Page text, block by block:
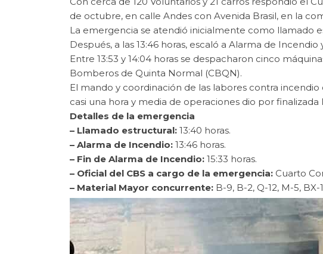
de octubre, en calle Andes con Avenida Brasil, en la
La emergencia se atendió inicialmente como llamado
Después, a las 13:46 horas, escaló a Alarma de
Entre 13:53 y 14:04 horas se despacharon cinco
Bomberos de Quinta Normal (CBQN).
El mando y coordinación de las labores contra
casi una hora y media de operaciones dio por
Detalles de la emergencia
– Llamado estructural: 13:40 horas.
– Alarma de Incendio: 13:46 horas.
– Fin de Alarma de Incendio: 15:33 horas.
– Oficial del CBS a cargo de la emergencia: Cuarto
– Material Mayor concurrente: B-9, B-2, Q-12, M-5, BX-